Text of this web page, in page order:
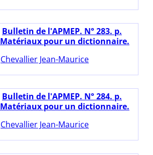
Bulletin de l'APMEP. N° 283. p.
Matériaux pour un dictionnaire.
Chevallier Jean-Maurice
Bulletin de l'APMEP. N° 284. p.
Matériaux pour un dictionnaire.
Chevallier Jean-Maurice